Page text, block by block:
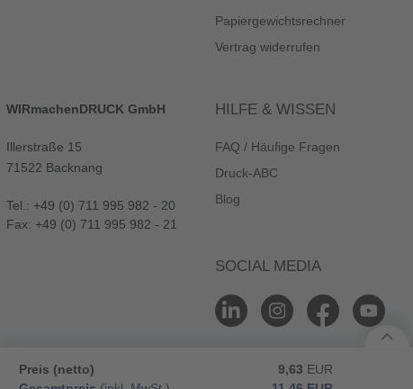
Preis (netto) 9,63 EUR
Papiergewichtsrechner
Vertrag widerrufen
WIRmachenDRUCK GmbH
Illerstraße 15
71522 Backnang
Tel.: +49 (0) 711 995 982 - 20
Fax: +49 (0) 711 995 982 - 21
HILFE & WISSEN
FAQ / Häufige Fragen
Druck-ABC
Blog
SOCIAL MEDIA